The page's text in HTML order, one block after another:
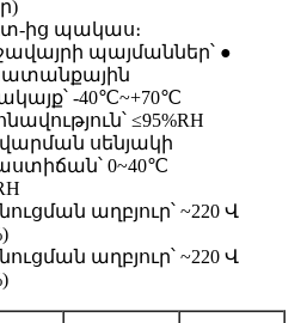
Վտ-ից պակաս։
պայմաններ՝ ●
-40℃~+70℃
≤95%RH
սենյակի
0~40℃
աղբյուր՝ ~220 Վ
աղբյուր՝ ~220 Վ